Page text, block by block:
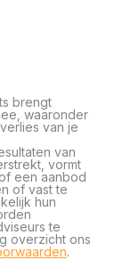
brengt
waaronder
van je
van
vormt
een aanbod
of vast te
hun
te
overzicht ons
.